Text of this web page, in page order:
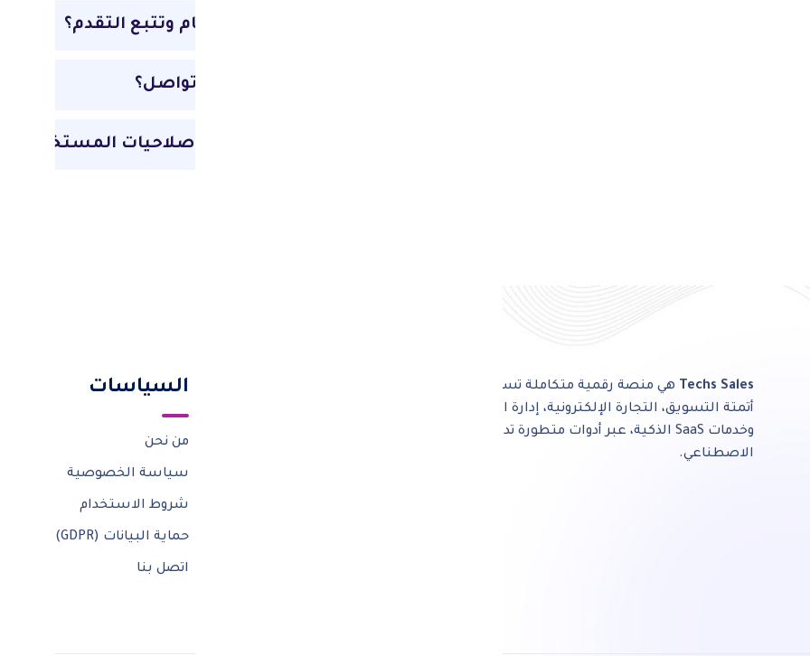
هل يمكنني توزيع المهام وتتبع التقدم؟
هل توجد أدوات تنبيه وتواصل؟
هل يمكنني التحكم في صلاحيات المستخدمين؟
Techs Sales هي منصة رقمية متكاملة تساعدك في
أتمتة التسويق، التجارة الإلكترونية، إدارة المشاريع
وخدمات SaaS الذكية، عبر أدوات متطورة تدعم الذكاء
الاصطناعي.
السياسات
من نحن
سياسة الخصوصية
شروط الاستخدام
حماية البيانات (GDPR)
اتصل بنا